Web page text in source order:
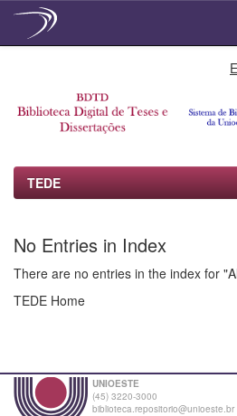
TEDE
No Entries in Index
There are no entries in the index for
TEDE Home
UNIOESTE
(45) 3220-3000
biblioteca.repositorio@unioeste.br